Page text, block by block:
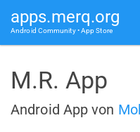
apps.merq.org
Android Community • App Store
M.R. App
Android App von